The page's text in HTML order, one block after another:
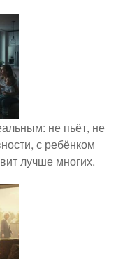
не пьёт, не
с ребёнком
лучше многих.